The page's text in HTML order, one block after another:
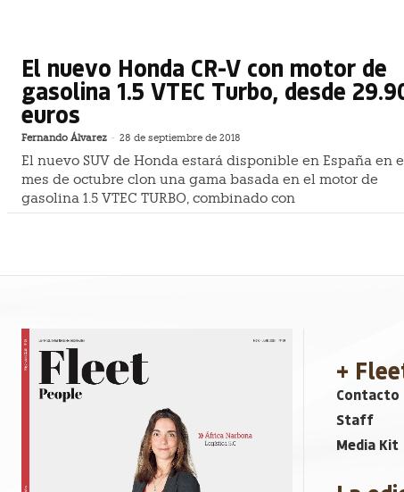
El nuevo Honda CR-V con motor de
gasolina 1.5 VTEC Turbo, desde
euros
Fernando Álvarez - 28 de septiembre de 2018
El nuevo SUV de Honda estará disponible en España en
mes de octubre clon una gama basada en el motor de
gasolina 1.5 VTEC TURBO, combinado con
+
Contacto
Staff
Media Kit